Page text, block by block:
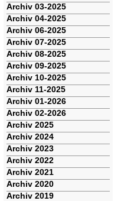
Archiv 03-2025
Archiv 04-2025
Archiv 06-2025
Archiv 07-2025
Archiv 08-2025
Archiv 09-2025
Archiv 10-2025
Archiv 11-2025
Archiv 01-2026
Archiv 02-2026
Archiv 2025
Archiv 2024
Archiv 2023
Archiv 2022
Archiv 2021
Archiv 2020
Archiv 2019